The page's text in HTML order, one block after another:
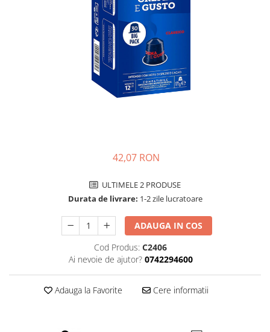
42,07 RON
ULTIMELE 2 PRODUSE
Durata de livrare: 1-2 zile lucratoare
ADAUGA IN COS
Cod Produs: C2406
Ai nevoie de ajutor? 0742294600
Adauga la Favorite Cere informatii